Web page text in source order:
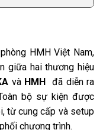
HMH Việt Nam,
giữa hai thương hiệu
và HMH đã diễn ra
bộ sự kiện được
, từ cung cấp và setup
chương trình.